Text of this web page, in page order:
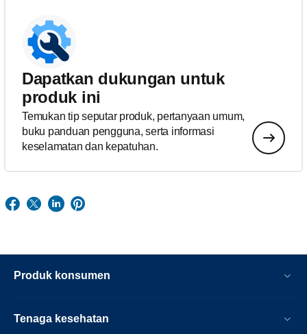
Dapatkan dukungan untuk
produk ini
Temukan tip seputar produk, pertanyaan umum,
buku panduan pengguna, serta informasi
keselamatan dan kepatuhan.
Produk konsumen
Tenaga kesehatan